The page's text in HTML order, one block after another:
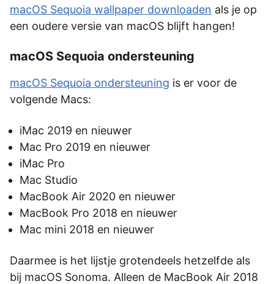
macOS Sequoia wallpaper downloaden als je op
een oudere versie van macOS blijft hangen!
macOS Sequoia ondersteuning
macOS Sequoia ondersteuning is er voor de
volgende Macs:
iMac 2019 en nieuwer
Mac Pro 2019 en nieuwer
iMac Pro
Mac Studio
MacBook Air 2020 en nieuwer
MacBook Pro 2018 en nieuwer
Mac mini 2018 en nieuwer
Daarmee is het lijstje grotendeels hetzelfde als
bij macOS Sonoma. Alleen de MacBook Air 2018